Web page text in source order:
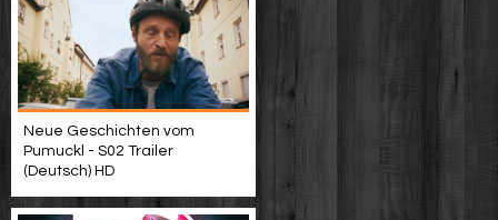
Neue Geschichten vom
Pumuckl - S02 Trailer
(Deutsch) HD